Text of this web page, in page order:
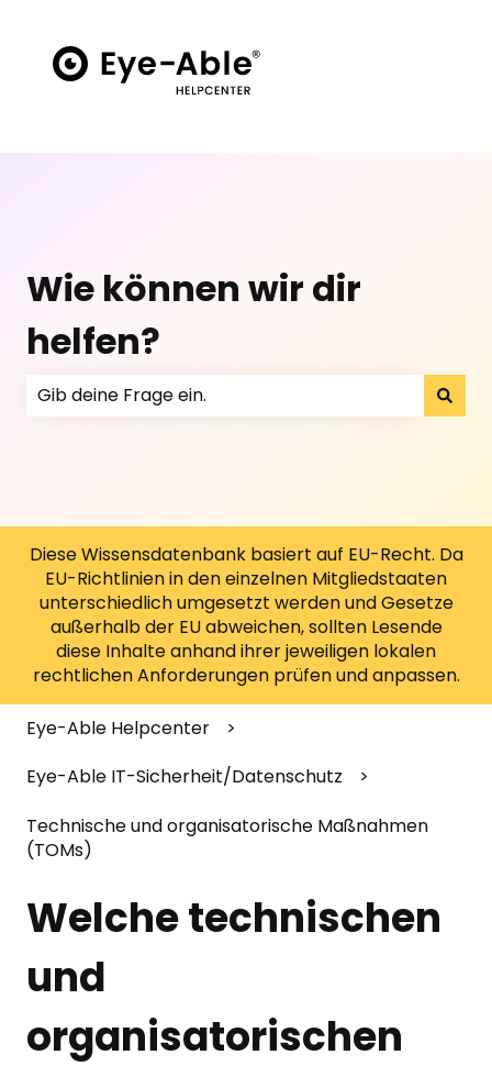
Wie können wir dir
helfen?
Diese Wissensdatenbank basiert auf EU-Recht. Da
EU-Richtlinien in den einzelnen Mitgliedstaaten
unterschiedlich umgesetzt werden und Gesetze
außerhalb der EU abweichen, sollten Lesende
diese Inhalte anhand ihrer jeweiligen lokalen
rechtlichen Anforderungen prüfen und anpassen.
Eye-Able Helpcenter
Eye-Able IT-Sicherheit/Datenschutz
Technische und organisatorische Maßnahmen
(TOMs)
Welche technischen
und
organisatorischen